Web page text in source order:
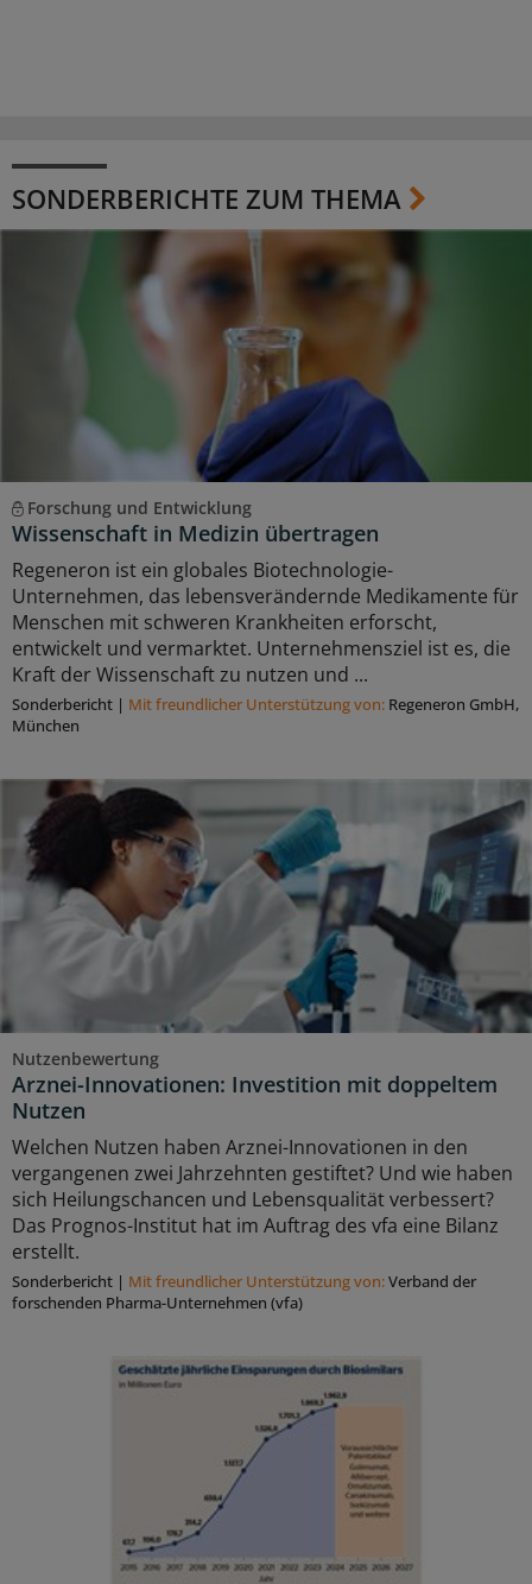
SONDERBERICHTE ZUM THEMA
Forschung und Entwicklung
Wissenschaft in Medizin übertragen
Regeneron ist ein globales Biotechnologie-
Unternehmen, das lebensverändernde Medikamente für
Menschen mit schweren Krankheiten erforscht,
entwickelt und vermarktet. Unternehmensziel ist es, die
Kraft der Wissenschaft zu nutzen und ...
Sonderbericht | Mit freundlicher Unterstützung von: Regeneron GmbH,
München
Nutzenbewertung
Arznei-Innovationen: Investition mit doppeltem
Nutzen
Welchen Nutzen haben Arznei-Innovationen in den
vergangenen zwei Jahrzehnten gestiftet? Und wie haben
sich Heilungschancen und Lebensqualität verbessert?
Das Prognos-Institut hat im Auftrag des vfa eine Bilanz
erstellt.
Sonderbericht | Mit freundlicher Unterstützung von:Verband der
forschenden Pharma-Unternehmen (vfa)